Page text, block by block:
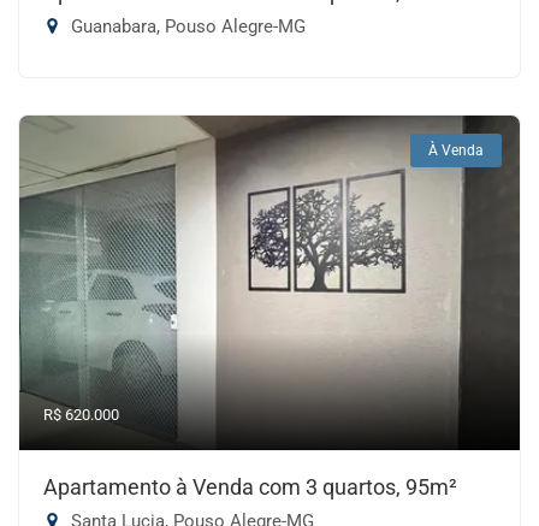
Guanabara, Pouso Alegre-MG
À Venda
R$ 620.000
Apartamento à Venda com 3 quartos, 95m²
Santa Lucia, Pouso Alegre-MG